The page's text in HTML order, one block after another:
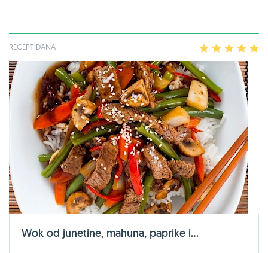
RECEPT DANA 2 3 4
Wok od junetine, mahuna, paprike i...